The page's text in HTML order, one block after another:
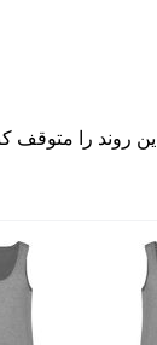
روند را متوقف